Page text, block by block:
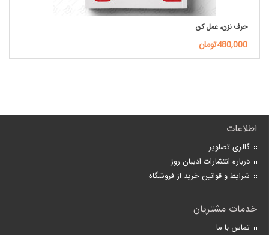
حرف نزن، عمل کن
480,000تومان
اطلاعات
گالری تصاویر
درباره انتشارات ادیبان روز
شرایط و قوانین خرید از فروشگاه
خدمات مشتریان
تماس با ما